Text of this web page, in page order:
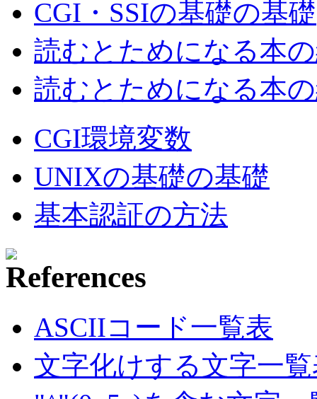
CGI・SSIの基礎の基礎
読むとためになる本
読むとためになる本
CGI環境変数
UNIXの基礎の基礎
基本認証の方法
ASCIIコード一覧表
文字化けする文字一